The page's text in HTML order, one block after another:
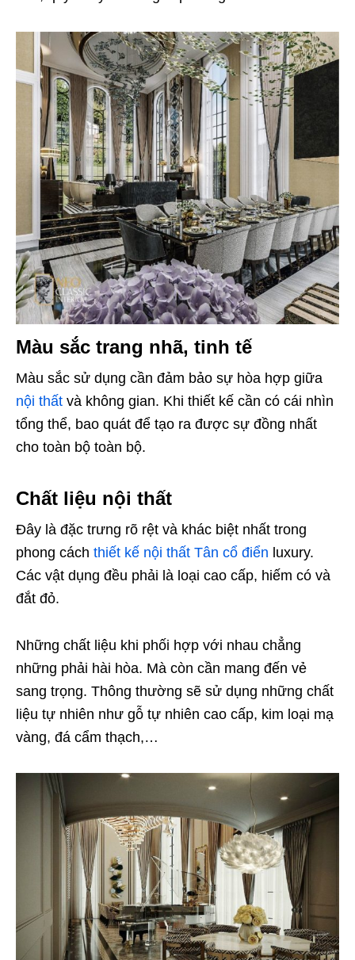
Màu sắc trang nhã, tinh tế
Màu sắc sử dụng cần đảm bảo sự hòa hợp giữa
nội thất và không gian. Khi thiết kế cần có cái nhìn
tổng thể, bao quát để tạo ra được sự đồng nhất
cho toàn bộ toàn bộ.
Chất liệu nội thất
Đây là đặc trưng rõ rệt và khác biệt nhất trong
phong cách thiết kế nội thất Tân cổ điển luxury.
Các vật dụng đều phải là loại cao cấp, hiếm có và
đắt đỏ.
Những chất liệu khi phối hợp với nhau chẳng
những phải hài hòa. Mà còn cần mang đến vẻ
sang trọng. Thông thường sẽ sử dụng những chất
liệu tự nhiên như gỗ tự nhiên cao cấp, kim loại mạ
vàng, đá cẩm thạch,…